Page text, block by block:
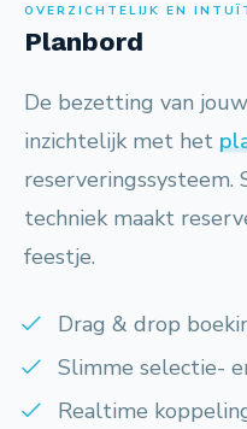
OVERZICHTELIJK EN
Planbord
De bezetting van
inzichtelijk met het
reserveringssysteem.
techniek maakt
feestje.
Drag & drop
Slimme selectie-
Realtime